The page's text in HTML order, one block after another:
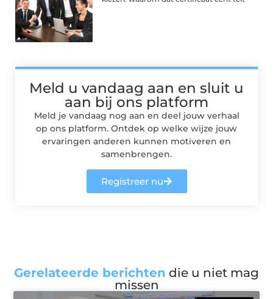
Meld u vandaag aan en sluit u
aan bij ons platform
Meld je vandaag nog aan en deel jouw verhaal
op ons platform. Ontdek op welke wijze jouw
ervaringen anderen kunnen motiveren en
samenbrengen.
Registreer nu
Gerelateerde berichten die u niet mag
missen